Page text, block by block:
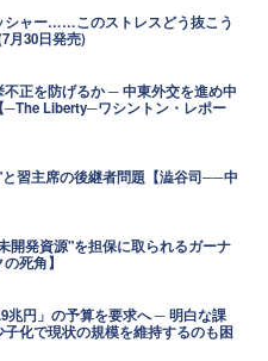
シャー……このストレスどう抜こう
月30日発売)
正を防げるか ─ 中東外交を進め中
─The Liberty─ワシントン・レポー
習主席の後継者問題【澁谷司──中
開発資源"を担保に取られるガーナ
死角】
兆円」の予算を要求へ ─ 明白な課
化で現状の規模を維持するのも困